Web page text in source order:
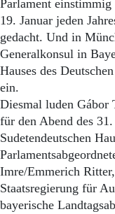
Parlament
19. Januar jeden
gedacht. Und in
Generalkonsul in
Hauses des
ein.
Diesmal luden Gábor
für den Abend des
Sudetendeutschen
Imre/Emmerich
Staatsregierung für
bayerische